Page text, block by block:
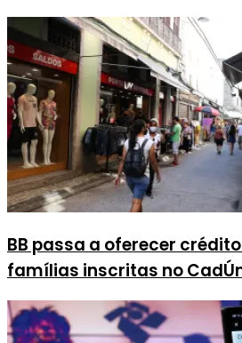
BB passa a oferecer
famílias inscritas no